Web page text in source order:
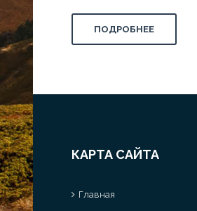
ПОДРОБНЕЕ
КАРТА САЙТА
Главная